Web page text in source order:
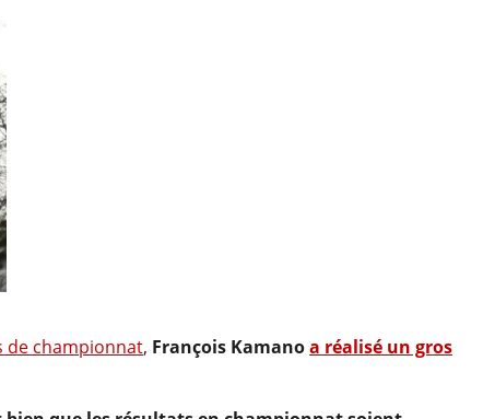
de championnat, François Kamanoa réalisé un gros